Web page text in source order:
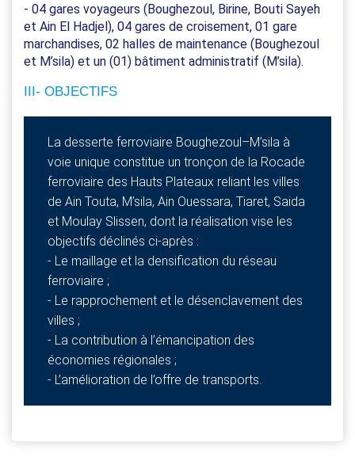
- 04 gares voyageurs (Boughezoul, Birine, Bouti Sayeh
et Ain El Hadjel), 04 gares de croisement, 01 gare
marchandises, 02 halles de maintenance (Boughezoul
et M’sila) et un (01) bâtiment administratif (M’sila).
III- OBJECTIFS
La desserte ferroviaire Boughezoul–M’sila à
voie unique constitue un tronçon de la Rocade
ferroviaire des Hauts Plateaux reliant les villes
de Ain Touta, M’sila, Ain Ouessara, Tiaret, Saida
et Moulay Slissen, dont la réalisation vise les
objectifs déclinés ci-après :
- Le maillage et la densification du réseau
ferroviaire ;
- Le rapprochement et le désenclavement des
villes ;
- La contribution à l’émancipation des
économies régionales ;
- L’amélioration de l’offre de transports.